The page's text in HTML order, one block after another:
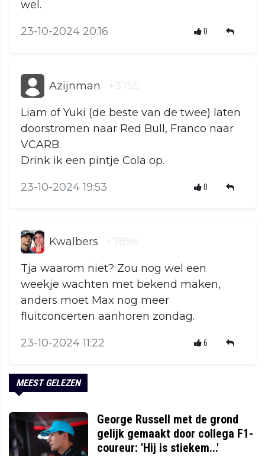
wel.
23-10-2024 20:16 0
Azijnman +3755
Liam of Yuki (de beste van de twee) laten
doorstromen naar Red Bull, Franco naar
VCARB.
Drink ik een pintje Cola op.
23-10-2024 19:53 0
Kwalbers +7896
Tja waarom niet? Zou nog wel een
weekje wachten met bekend maken,
anders moet Max nog meer
fluitconcerten aanhoren zondag.
23-10-2024 11:22 6
MEEST GELEZEN
George Russell met de grond
gelijk gemaakt door collega F1-
coureur: 'Hij is stiekem...'